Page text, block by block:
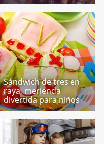
Sándwich de tres en
raya, merienda
divertida para niños